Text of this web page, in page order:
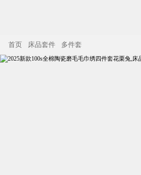
首页 床品套件 多件套